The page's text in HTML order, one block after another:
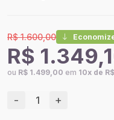
R$ 1.600,00
ou R$ 1.499,00 em 10x de
R$
- +